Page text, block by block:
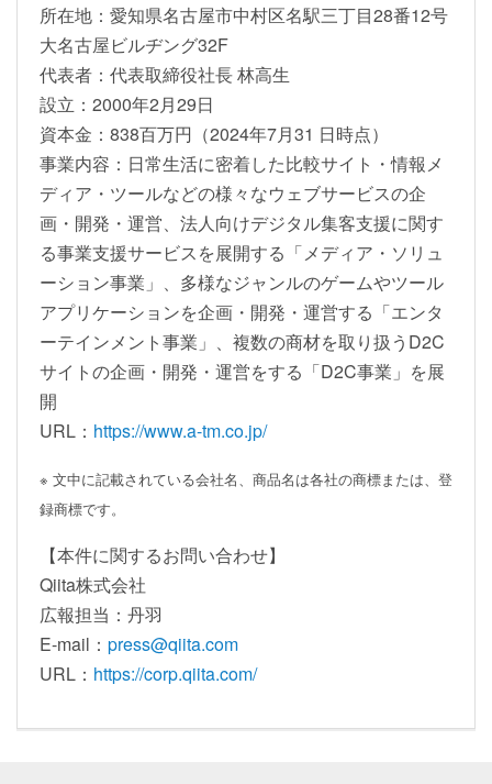
所在地：愛知県名古屋市中村区名駅三丁目28番12号
大名古屋ビルヂング32F
代表者：代表取締役社長 林高生
設立：2000年2月29日
資本金：838百万円（2024年7月31 日時点）
事業内容：日常生活に密着した比較サイト・情報メ
ディア・ツールなどの様々なウェブサービスの企
画・開発・運営、法人向けデジタル集客支援に関す
る事業支援サービスを展開する「メディア・ソリュ
ーション事業」、多様なジャンルのゲームやツール
アプリケーションを企画・開発・運営する「エンタ
ーテインメント事業」、複数の商材を取り扱うD2C
サイトの企画・開発・運営をする「D2C事業」を展
開
URL： https://www.a-tm.co.jp/
※ 文中に記載されている会社名、商品名は各社の商標または、登
録商標です。
【本件に関するお問い合わせ】
Qiita株式会社
広報担当：丹羽
E-mail： press@qiita.com
URL： https://corp.qiita.com/